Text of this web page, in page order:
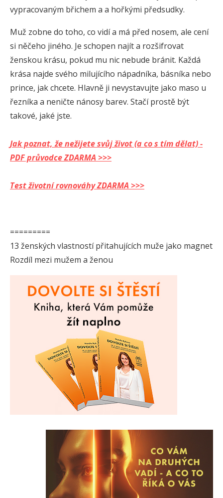
vypracovaným břichem a a hořkými předsudky.
Muž zobne do toho, co vidí a má před nosem, ale cení
si něčeho jiného. Je schopen najít a rozšifrovat
ženskou krásu, pokud mu nic nebude bránit. Každá
krása najde svého milujícího nápadníka, básníka nebo
prince, jak chcete. Hlavně ji nevystavujte jako maso u
řezníka a neničte nánosy barev. Stačí prostě být
takové, jaké jste.
Jak poznat, že nežijete svůj život (a co s tím dělat) -
PDF průvodce ZDARMA >>>
Test životní rovnováhy ZDARMA >>>
=========
13 ženských vlastností přitahujících muže jako magnet
Rozdíl mezi mužem a ženou